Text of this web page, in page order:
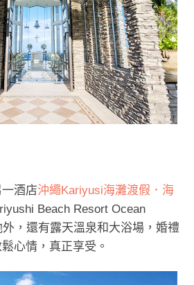
酒店沖繩Kariyusi海灘渡假．海
Beach Resort Ocean
，還有露天溫泉和大浴場，婚禮
心情，真正享受。